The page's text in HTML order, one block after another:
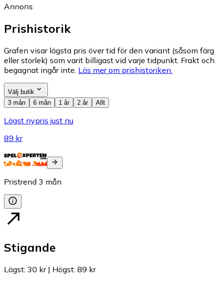
Annons
Prishistorik
Grafen visar lägsta pris över tid för den variant (såsom färg
eller storlek) som varit billigast vid varje tidpunkt. Frakt och
begagnat ingår inte. Läs mer om prishistoriken.
Välj butik
3 mån
6 mån 1 år 2 år Allt
Lägst nypris just nu
89 kr
Pristrend 3 mån
Stigande
Lägst: 30 kr| Högst: 89 kr